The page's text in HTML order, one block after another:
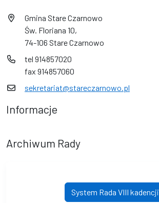
Gmina Stare Czarnowo
Św. Floriana 10,
74-106 Stare Czarnowo
tel 914857020
fax 914857060
sekretariat@stareczarnowo.pl
Informacje
Archiwum Rady
System Rada VIII kadencji